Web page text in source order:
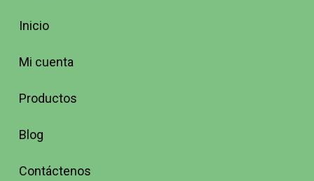
Inicio
Mi cuenta
Productos
Blog
Contáctenos